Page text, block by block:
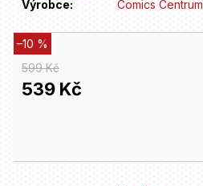
Výrobce:
Comics Centrum
599 Kč
–10 %
539 Kč
?
D
r